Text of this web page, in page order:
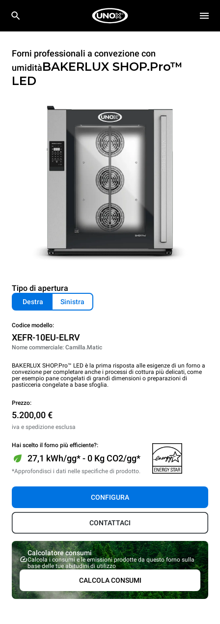
Forni professionali a convezione con
umiditàBAKERLUX SHOP.Pro™
LED
Tipo di apertura
Destra Sinistra
Codice modello:
XEFR-10EU-ELRV
Nome commerciale: Camilla.Matic
BAKERLUX SHOP.Pro™ LED è la prima risposta alle esigenze di un forno a
convezione per completare anche i processi di cottura più delicati, come
per esempio pane congelati di grandi dimensioni o preparazioni di
pasticceria congelate a base sfoglia.
Prezzo:
5.200,00 €
iva e spedizione esclusa
Hai scelto il forno più efficiente?:
27,1 kWh/gg* - 0 Kg CO2/gg*
*Approfondisci i dati nelle specifiche di prodotto.
CONFIGURA
CONTATTACI
Calcolatore consumi
Calcola i consumi e le emissioni prodotte da questo forno sulla
base delle tue abitudini di utilizzo
CALCOLA CONSUMI